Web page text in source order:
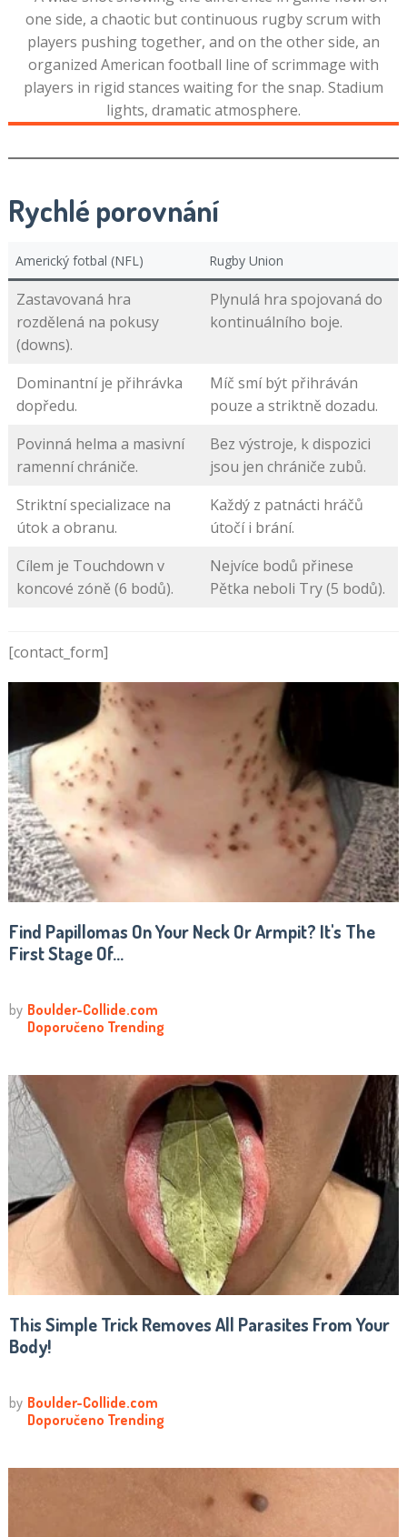
Rychlé porovnání
Americký fotbal (NFL) Rugby Union
Zastavovaná hra
rozdělená na pokusy
(downs).
Plynulá hra spojovaná do
kontinuálního boje.
Dominantní je přihrávka
dopředu.
Míč smí být přihráván
pouze a striktně dozadu.
Povinná helma a masivní
ramenní chrániče.
Bez výstroje, k dispozici
jsou jen chrániče zubů.
Striktní specializace na
útok a obranu.
Každý z patnácti hráčů
útočí i brání.
Cílem je Touchdown v
koncové zóně (6 bodů).
Nejvíce bodů přinese
Pětka neboli Try (5 bodů).
[contact_form]
Find Papillomas On Your Neck Or Armpit? It's The
First Stage Of...
This Simple Trick Removes All Parasites From Your
Body!